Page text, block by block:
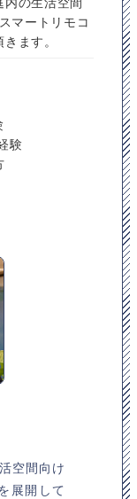
マートリモコ
ます。
験
空間向け
展開して